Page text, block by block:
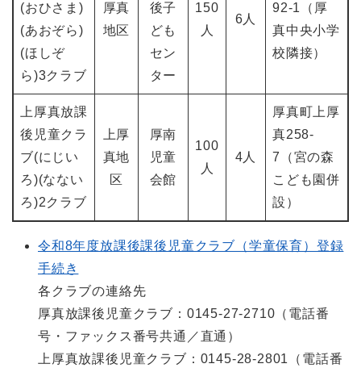
(おひさま)
(あおぞら)
(ほしぞ
ら)3クラブ
厚真
地区
後子
ども
セン
ター
150
人
6人
92-1（厚
真中央小学
校隣接）
上厚真放課
後児童クラ
ブ(にじい
ろ)(なない
ろ)2クラブ
上厚
真地
区
厚南
児童
会館
100
人
4人
厚真町上厚
真258-
7（宮の森
こども園併
設）
令和8年度放課後課後児童クラブ（学童保育）登録
手続き
各クラブの連絡先
厚真放課後児童クラブ：0145-27-2710（電話番
号・ファックス番号共通／直通）
上厚真放課後児童クラブ：0145-28-2801（電話番